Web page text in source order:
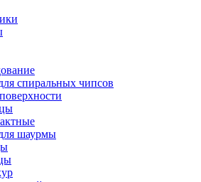
спиральных чипсов
шаурмы